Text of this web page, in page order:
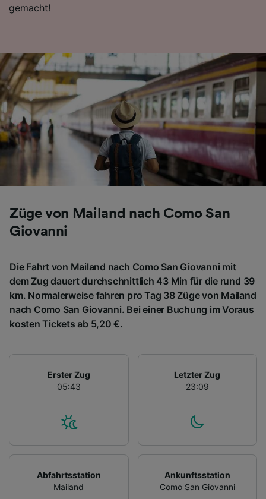
gemacht!
Züge von Mailand nach Como San
Giovanni
Die Fahrt von Mailand nach Como San Giovanni mit
dem Zug dauert durchschnittlich 43 Min für die rund 39
km. Normalerweise fahren pro Tag 38 Züge von Mailand
nach Como San Giovanni. Bei einer Buchung im Voraus
kosten Tickets ab 5,20 €.
Erster Zug
05:43
Letzter Zug
23:09
Abfahrtsstation
Mailand
Ankunftsstation
Como San Giovanni